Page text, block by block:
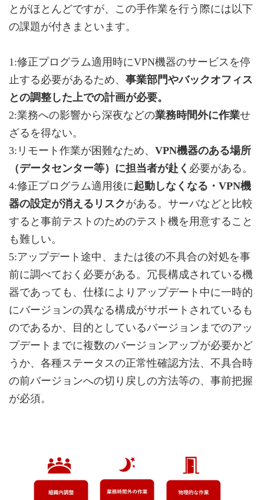
とがほとんどですが、この手作業を行う際には以下
の課題が付きまといます。
1:修正プログラム適用時にVPN機器のサービスを停
止する必要があるため、 事業部門やバックオフィス
との調整した上での計画が必要。
2:業務への影響から深夜などの業務時間外に作業せ
ざるを得ない。
3:リモート作業が困難なため、 VPN機器のある場所
（データセンター等）に担当者が赴く 必要がある。
4:修正プログラム適用後に起動しなくなる・VPN機
器の設定が消えるリスクがある。サーバなどと比較
すると事前テストのためのテスト機を用意すること
も難しい。
5:アップデート途中、または後の不具合の対処を事
前に調べておく必要がある。冗長構成されている機
器であっても、仕様によりアップデート中に一時的
にバージョンの異なる構成がサポートされているも
のであるか、目的としているバージョンまでのアッ
プデートまでに複数のバージョンアップが必要かど
うか、各種ステータスの正常性確認方法、不具合時
の前バージョンへの切り戻しの方法等の、事前把握
が必須。